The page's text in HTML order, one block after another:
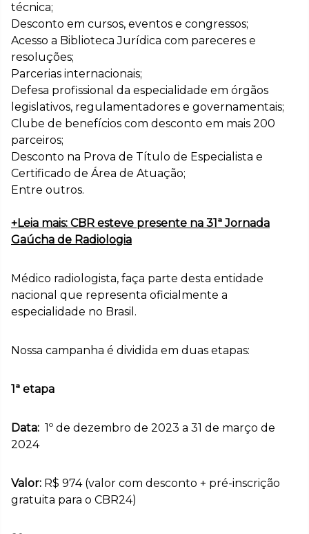
técnica;
Desconto em cursos, eventos e congressos;
Acesso a Biblioteca Jurídica com pareceres e
resoluções;
Parcerias internacionais;
Defesa profissional da especialidade em órgãos
legislativos, regulamentadores e governamentais;
Clube de benefícios com desconto em mais 200
parceiros;
Desconto na Prova de Título de Especialista e
Certificado de Área de Atuação;
Entre outros.
+Leia mais: CBR esteve presente na 31ª Jornada
Gaúcha de Radiologia
Médico radiologista, faça parte desta entidade
nacional que representa oficialmente a
especialidade no Brasil.
Nossa campanha é dividida em duas etapas:
1ª etapa
Data: 1º de dezembro de 2023 a 31 de março de
2024
Valor: R$ 974 (valor com desconto + pré-inscrição
gratuita para o CBR24)